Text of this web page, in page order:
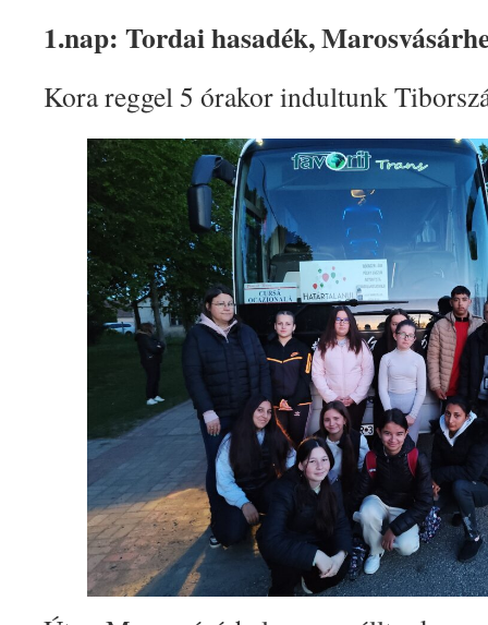
1.nap: Tordai hasadék,
Kora reggel 5 órakor indultunk